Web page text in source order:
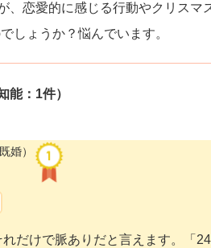
、恋愛的に感じる行動やクリスマ
しょうか？悩んでいます。
能：1件）
婚）
だけで脈ありだと言えます。「